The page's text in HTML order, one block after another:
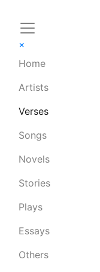
×
Home
Artists
Verses
Songs
Novels
Stories
Plays
Essays
Others